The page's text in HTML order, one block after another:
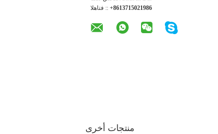
الهاتف :: +8613715021986
منتجات أخرى